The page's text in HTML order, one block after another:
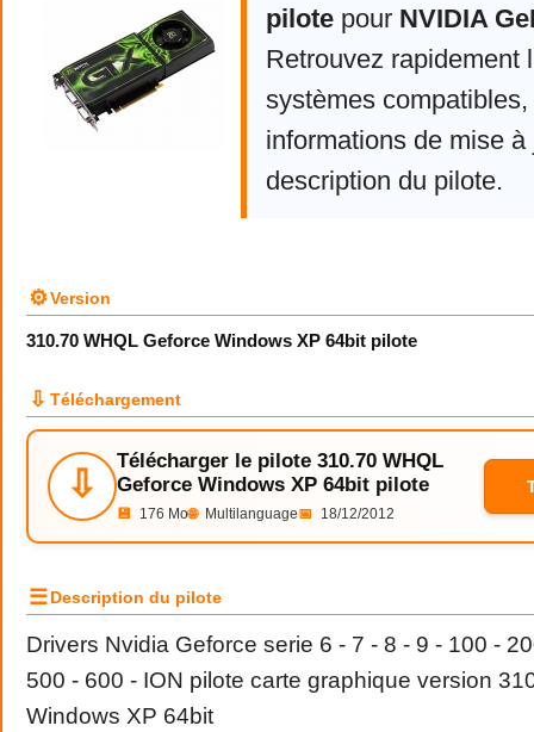
pilote pour NVIDIA
Retrouvez rapidement
systèmes compatibles,
informations de mise à
description du pilote.
⚙Version
310.70 WHQL Geforce Windows XP 64bit pilote
⇩ Téléchargement
⇩
Télécharger le pilote 310.70 WHQL
Geforce Windows XP 64bit pilote
💾 176 Mo🌐 Multilanguage📅 18/12/2012
☰Description du pilote
Drivers Nvidia Geforce serie 6 - 7 - 8 - 9 - 100 -
500 - 600 - ION pilote carte graphique version
Windows XP 64bit